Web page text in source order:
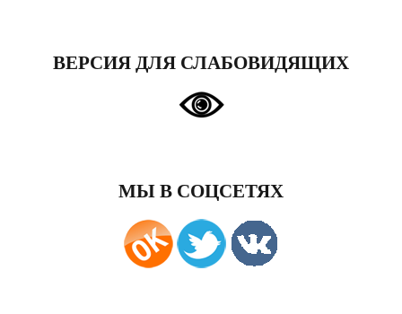
ВЕРСИЯ ДЛЯ СЛАБОВИДЯЩИХ
МЫ В СОЦСЕТЯХ